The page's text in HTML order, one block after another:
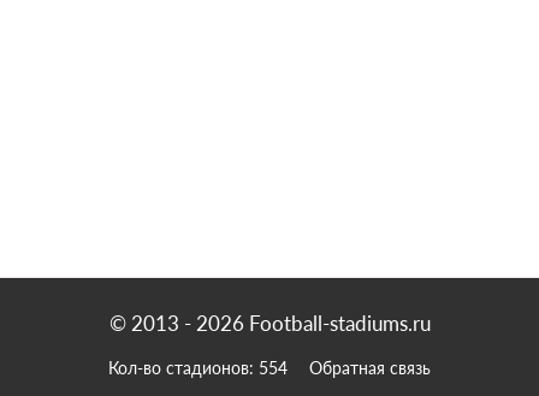
© 2013 - 2026 Football-stadiums.ru
Кол-во cтадионов: 554 Обратная связь